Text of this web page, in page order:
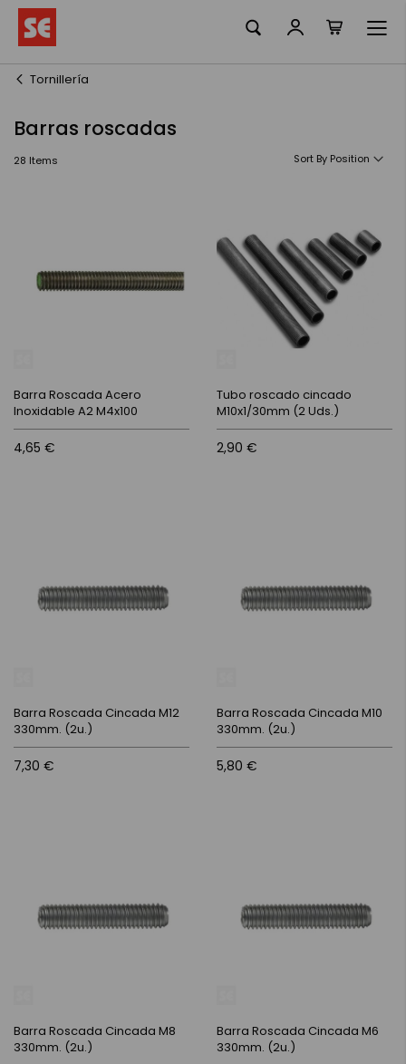
Content
Tornillería
Barras roscadas
28 Items Sort By
Barra Roscada Acero
Inoxidable A2 M4x100
4,65 €
Tubo roscado cincado
M10x1/30mm (2 Uds.)
2,90 €
Barra Roscada Cincada M12
330mm. (2u.)
7,30 €
Barra Roscada Cincada M10
330mm. (2u.)
5,80 €
Barra Roscada Cincada M8
330mm. (2u.)
Barra Roscada Cincada M6
330mm. (2u.)